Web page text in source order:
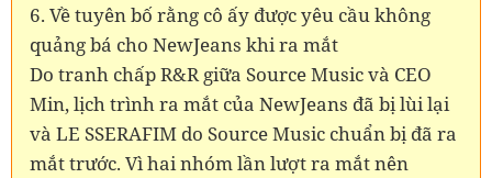
6. Về tuyên bố rằng cô ấy được yêu cầu không
quảng bá cho NewJeans khi ra mắt
Do tranh chấp R&R giữa Source Music và CEO
Min, lịch trình ra mắt của NewJeans đã bị lùi lại
và LE SSERAFIM do Source Music chuẩn bị đã ra
mắt trước. Vì hai nhóm lần lượt ra mắt nên